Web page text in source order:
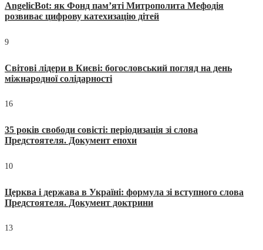
AngelicBot: як Фонд пам’яті Митрополита Мефодія
розвиває цифрову катехизацію дітей
9
Світові лідери в Києві: богословський погляд на день
міжнародної солідарності
16
35 років свободи совісті: періодизація зі слова
Предстоятеля. Документ епохи
10
Церква і держава в Україні: формула зі вступного слова
Предстоятеля. Документ доктрини
13